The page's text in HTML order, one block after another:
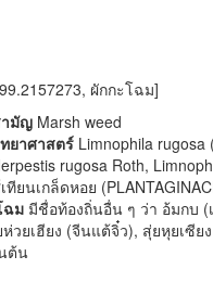
ผักกะโฉม]
ามัญ Marsh weed
ยาศาสตร์ Limnophila
rugosa Roth,
ทียนเกล็ดหอย
ฉม มีชื่อท้องถิ่นอื่น ๆ ว่า อ้มกบ (
วยเฮียง (จีนแต้จิ๋ว), สุ่ยหุยเซีย
ต้น